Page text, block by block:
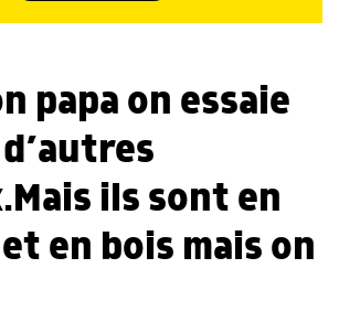
papa on essaie
ils sont en
en bois mais on